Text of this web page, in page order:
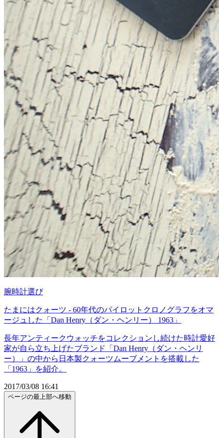
腕時計選び
たまにはクォーツ - 60年代のパイロットクロノグラフをオマ
ージュした「Dan Henry（ダン・ヘンリー） 1963」
長年アンティークウォッチをコレクションし続けた時計愛好
家が自ら立ち上げたブランド「Dan Henry（ダン・ヘンリ
ー）」の中から日本製クォーツムーブメントを搭載した
「1963」を紹介。
2017/03/08 16:41
ページの最上部へ移動